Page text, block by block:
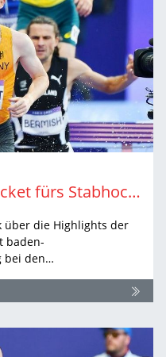
Olympia BW-Tag 4 | Ticket fürs Stabhochsprung-Finale und Vorläufe mit Hindernissen
über die Highlights der
baden-
bei den…